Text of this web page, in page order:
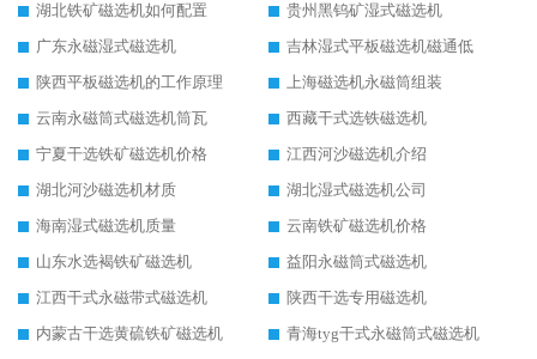
湖北铁矿磁选机如何配置
贵州黑钨矿湿式磁选机
广东永磁湿式磁选机
吉林湿式平板磁选机磁通低
陕西平板磁选机的工作原理
上海磁选机永磁筒组装
云南永磁筒式磁选机筒瓦
西藏干式选铁磁选机
宁夏干选铁矿磁选机价格
江西河沙磁选机介绍
湖北河沙磁选机材质
湖北湿式磁选机公司
海南湿式磁选机质量
云南铁矿磁选机价格
山东水选褐铁矿磁选机
益阳永磁筒式磁选机
江西干式永磁带式磁选机
陕西干选专用磁选机
内蒙古干选黄硫铁矿磁选机
青海tyg干式永磁筒式磁选机